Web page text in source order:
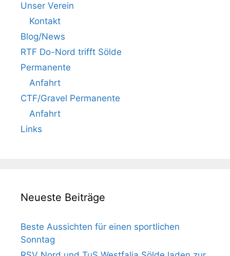
Unser Verein
Kontakt
Blog/News
RTF Do-Nord trifft Sölde
Permanente
Anfahrt
CTF/Gravel Permanente
Anfahrt
Links
Neueste Beiträge
Beste Aussichten für einen sportlichen
Sonntag